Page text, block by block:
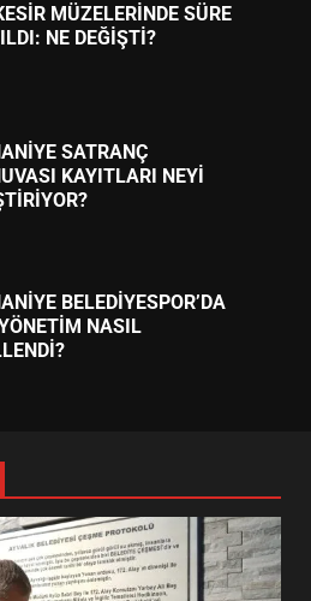
MÜZELERİNDE SÜRE
NE DEĞİŞTİ?
SATRANÇ
KAYITLARI NEYİ
BELEDİYESPOR’DA
NASIL
GEÇİYOR: GÖZLER